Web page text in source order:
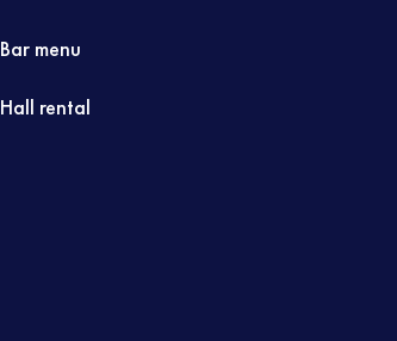
Bar menu
Hall rental